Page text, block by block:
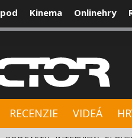
Kinema Onlinehry
RECENZIE VIDEÁ